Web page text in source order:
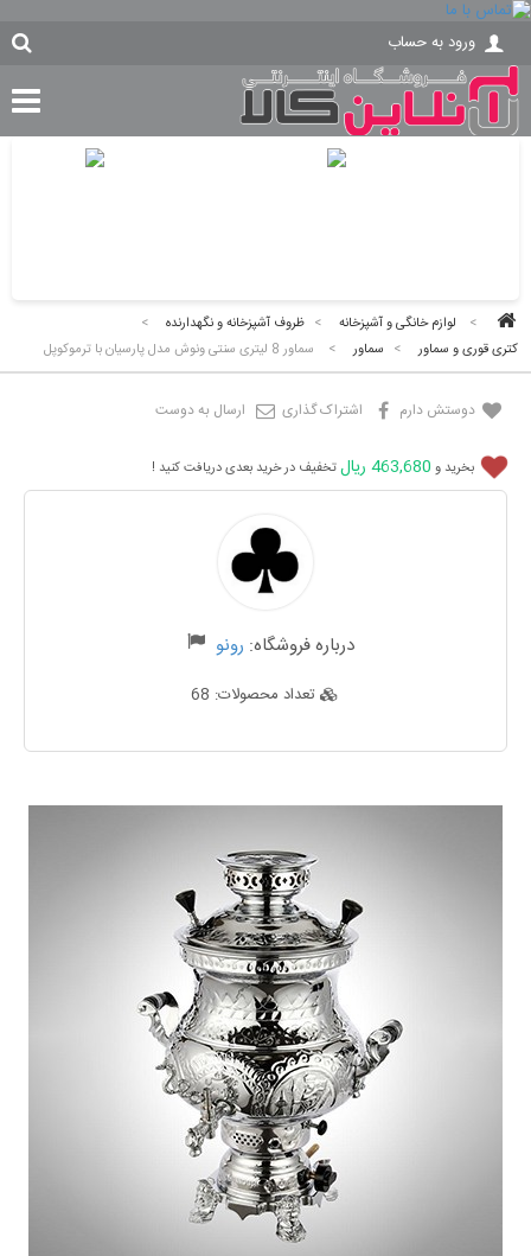
ورود به حساب
> لوازم خانگی و آشپزخانه > ظروف آشپزخانه و نگهدارنده
>
کتری قوری و سماور
> سماور > سماور 8 لیتری سنتی ونوش مدل پارسیان با ترموکوپل
دوستش دارم اشتراک گذاری ارسال به دوست
بخرید و 463,680 ریال تخفیف در خرید بعدی دریافت کنید !
درباره فروشگاه: رونو
تعداد محصولات: 68